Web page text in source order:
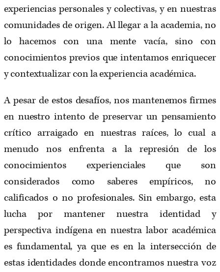
experiencias personales y colectivas, y en nuestras
comunidades de origen. Al llegar a la academia, no
lo hacemos con una mente vacía, sino con
conocimientos previos que intentamos enriquecer
y contextualizar con la experiencia académica.
A pesar de estos desafíos, nos mantenemos firmes
en nuestro intento de preservar un pensamiento
crítico arraigado en nuestras raíces, lo cual a
menudo nos enfrenta a la represión de los
conocimientos experienciales que son
considerados como saberes empíricos, no
calificados o no profesionales. Sin embargo, esta
lucha por mantener nuestra identidad y
perspectiva indígena en nuestra labor académica
es fundamental, ya que es en la intersección de
estas identidades donde encontramos nuestra voz